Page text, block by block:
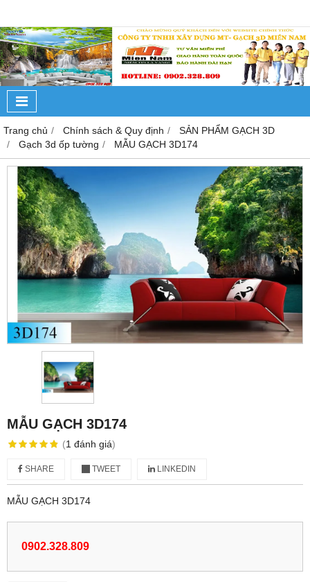
Trang chủ Chính sách & Quy định
SẢN PHẨM GẠCH 3D
Gạch 3d ốp tường
MẪU GẠCH 3D174
MẪU GẠCH 3D174
(1 đánh giá)
SHARE TWEET LINKEDIN
MẪU GẠCH 3D174
0902.328.809